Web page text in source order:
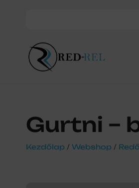
Gurtni –
Kezdőlap / Webshop /